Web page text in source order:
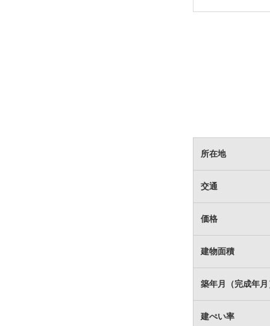
所在地
交通
価格
建物面積
築年月（完成年月
建ぺい率